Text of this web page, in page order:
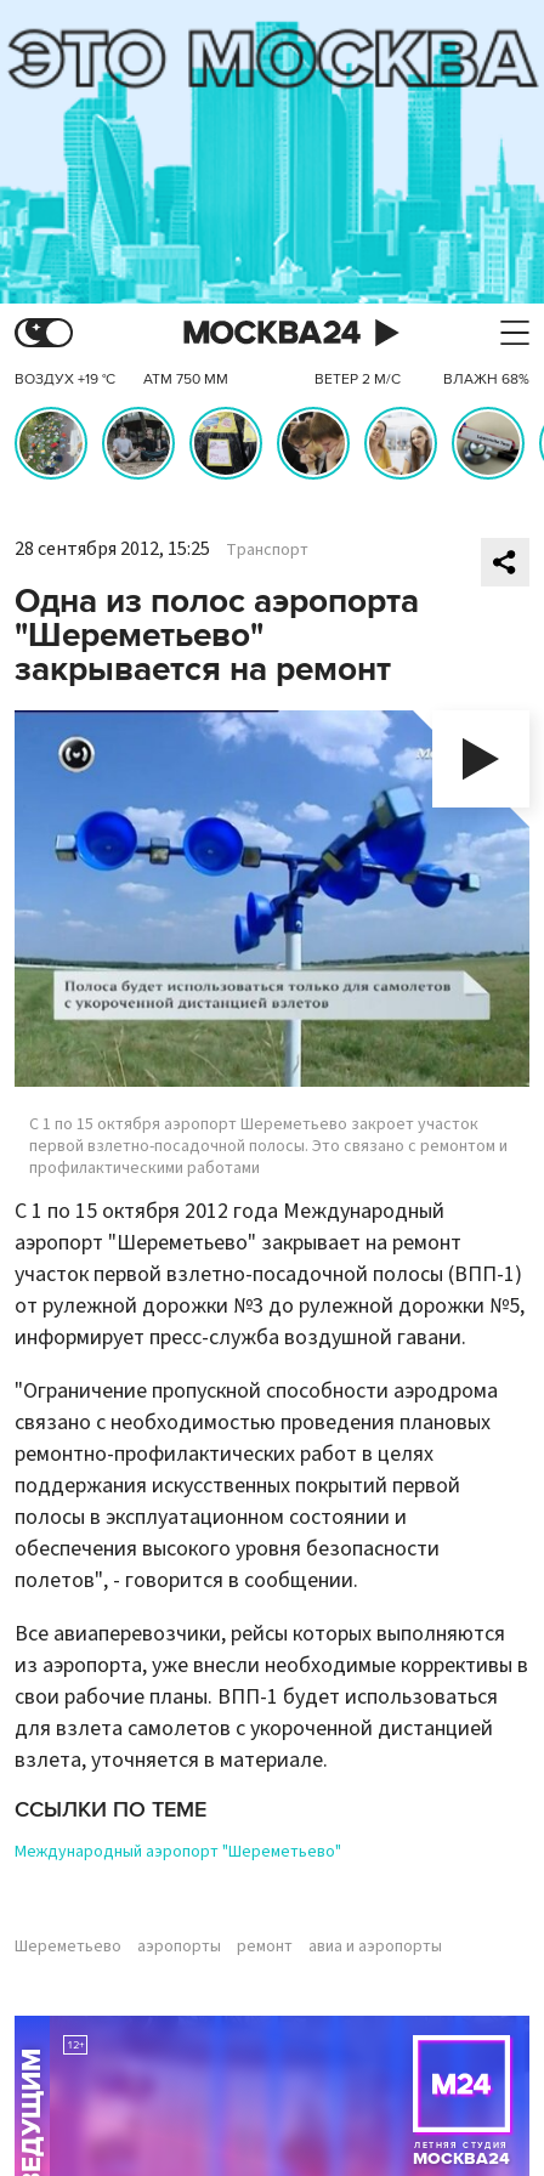
ВОЗДУХ +19 °C АТМ 750 ММ ВЕТЕР 2 М/С ВЛАЖН 68%
28 сентября 2012, 15:25 Транспорт
Одна из полос аэропорта
"Шереметьево"
закрывается на ремонт
С 1 по 15 октября аэропорт Шереметьево закроет участок
первой взлетно-посадочной полосы. Это связано с ремонтом и
профилактическими работами
С 1 по 15 октября 2012 года Международный
аэропорт "Шереметьево" закрывает на ремонт
участок первой взлетно-посадочной полосы (ВПП-1)
от рулежной дорожки №3 до рулежной дорожки №5,
информирует пресс-служба воздушной гавани.
"Ограничение пропускной способности аэродрома
связано с необходимостью проведения плановых
ремонтно-профилактических работ в целях
поддержания искусственных покрытий первой
полосы в эксплуатационном состоянии и
обеспечения высокого уровня безопасности
полетов", - говорится в сообщении.
Все авиаперевозчики, рейсы которых выполняются
из аэропорта, уже внесли необходимые коррективы в
свои рабочие планы. ВПП-1 будет использоваться
для взлета самолетов с укороченной дистанцией
взлета, уточняется в материале.
ССЫЛКИ ПО ТЕМЕ
Международный аэропорт "Шереметьево"
Шереметьево аэропорты ремонт авиа и аэропорты